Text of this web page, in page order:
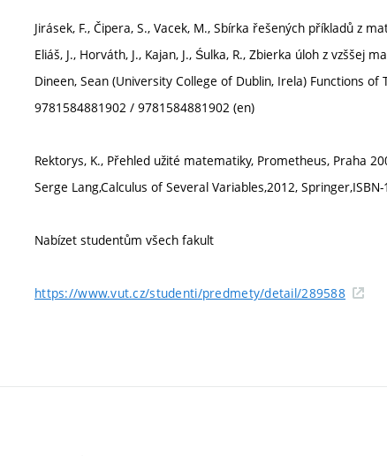
Jirásek, F., Čipera, S., Vacek, M., Sbírka řešených příkladů z
Eliáš, J., Horváth, J., Kajan, J., Śulka, R., Zbierka úloh z vzššej
Dineen, Sean (University College of Dublin, Irela) Functions of
9781584881902 / 9781584881902 (en)
Rektorys, K., Přehled užité matematiky, Prometheus, Praha
Serge Lang,Calculus of Several Variables,2012,
Nabízet studentům všech fakult
https://www.vut.cz/studenti/predmety/detail/289588